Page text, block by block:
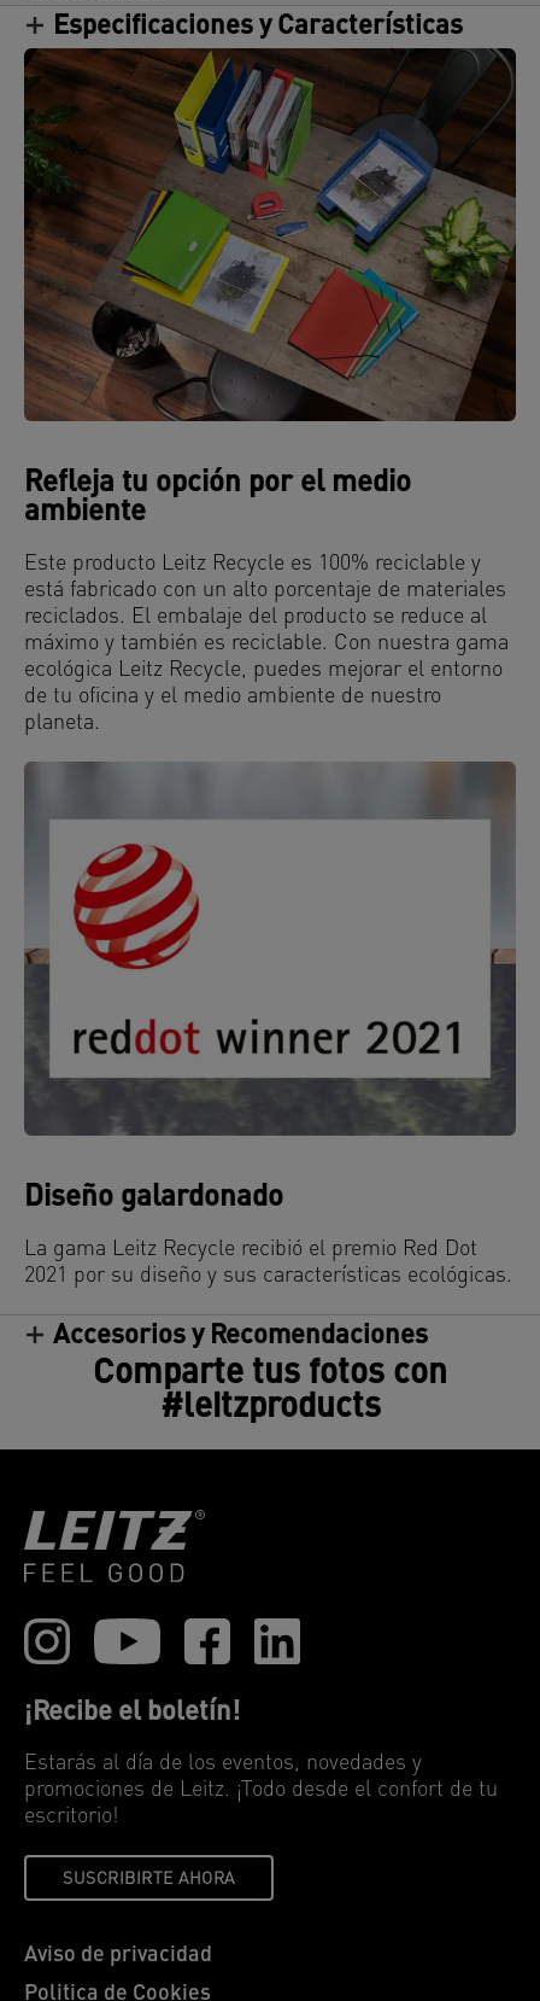
Especificaciones y Características
Refleja tu opción por el medio
ambiente
Este producto Leitz Recycle es 100% reciclable y
está fabricado con un alto porcentaje de materiales
reciclados. El embalaje del producto se reduce al
máximo y también es reciclable. Con nuestra gama
ecológica Leitz Recycle, puedes mejorar el entorno
de tu oficina y el medio ambiente de nuestro
planeta.
Diseño galardonado
La gama Leitz Recycle recibió el premio Red Dot
2021 por su diseño y sus características ecológicas.
Accesorios y Recomendaciones
Comparte tus fotos con
#leitzproducts
¡Recibe el boletín!
Estarás al día de los eventos, novedades y
promociones de Leitz. ¡Todo desde el confort de tu
escritorio!
SUSCRIBIRTE AHORA
Aviso de privacidad
Politica de Cookies